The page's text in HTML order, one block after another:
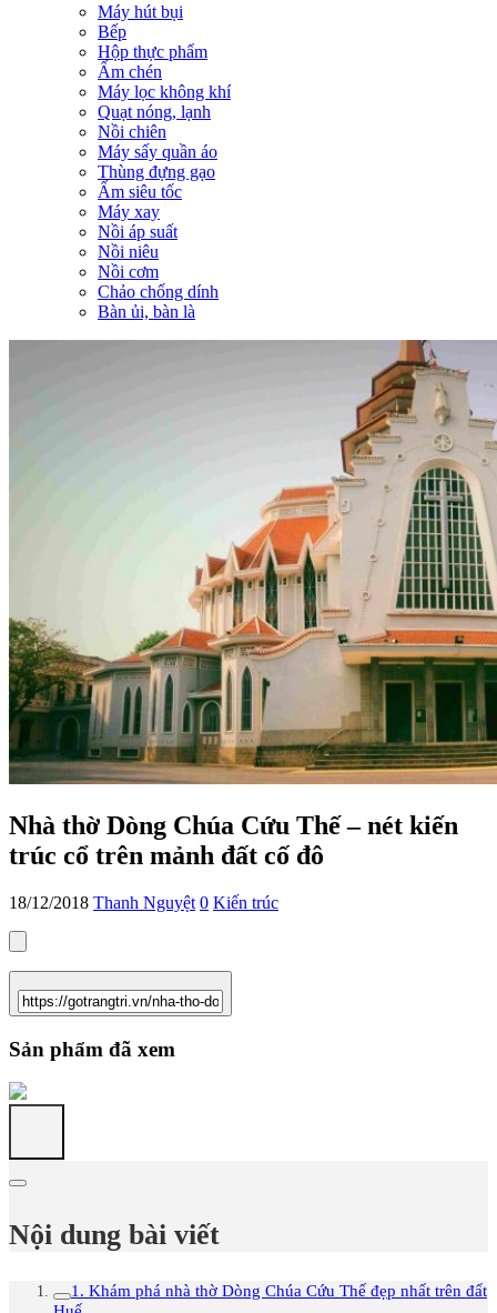
Máy hút bụi
Bếp
Hộp thực phẩm
Ấm chén
Máy lọc không khí
Quạt nóng, lạnh
Nồi chiên
Máy sấy quần áo
Thùng đựng gạo
Ấm siêu tốc
Máy xay
Nồi áp suất
Nồi niêu
Nồi cơm
Chảo chống dính
Bàn ủi, bàn là
Nhà thờ Dòng Chúa Cứu Thế – nét kiến
trúc cổ trên mảnh đất cố đô
18/12/2018 Thanh Nguyệt 0 Kiến trúc
Sản phẩm đã xem
Nội dung bài viết
1. Khám phá nhà thờ Dòng Chúa Cứu Thế đẹp nhất trên đất